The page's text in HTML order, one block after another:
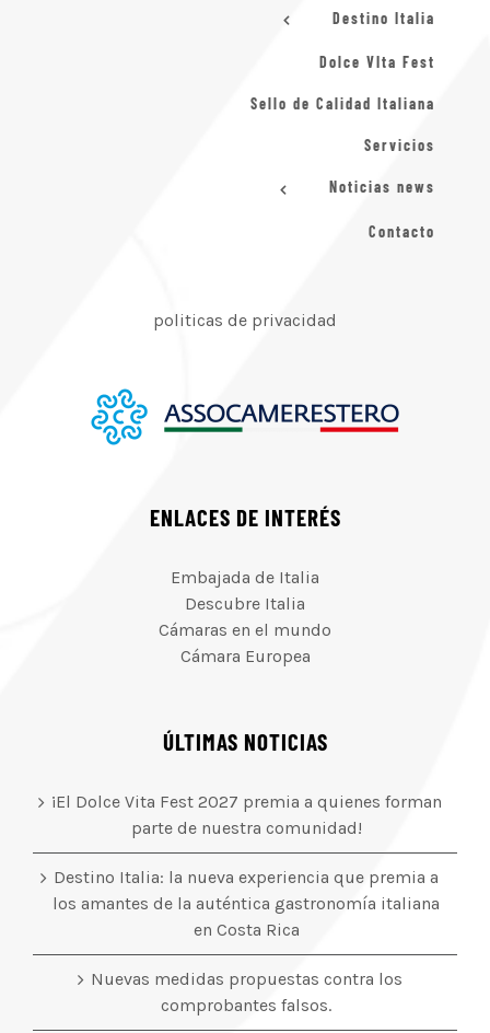
Destino Italia
Dolce VIta Fest
Sello de Calidad Italiana
Servicios
Noticias news
Contacto
politicas de privacidad
ENLACES DE INTERÉS
Embajada de Italia
Descubre Italia
Cámaras en el mundo
Cámara Europea
ÚLTIMAS NOTICIAS
¡El Dolce Vita Fest 2027 premia a quienes forman
parte de nuestra comunidad!
Destino Italia: la nueva experiencia que premia a
los amantes de la auténtica gastronomía italiana
en Costa Rica
Nuevas medidas propuestas contra los
comprobantes falsos.